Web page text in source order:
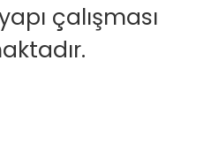
çalışması